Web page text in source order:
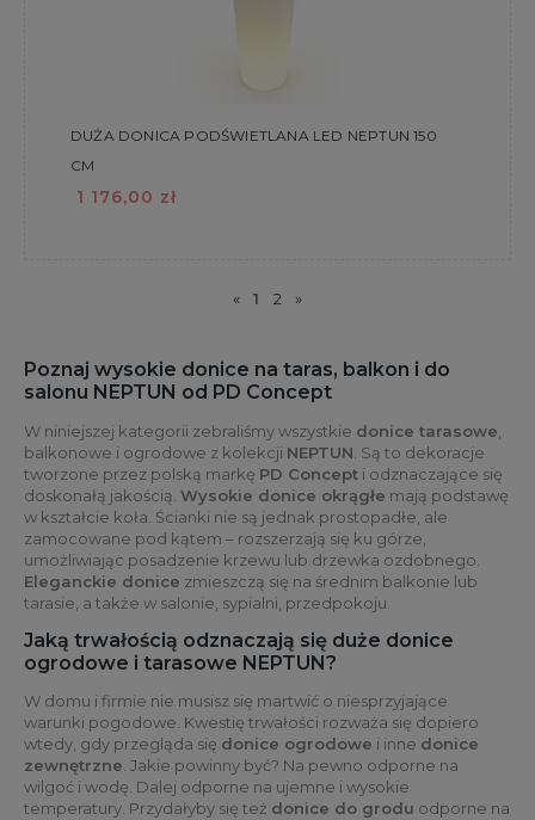
DUŻA DONICA PODŚWIETLANA LED NEPTUN 150
CM
1 176,00 zł
« 1 2 »
Poznaj wysokie donice na taras, balkon i do
salonu NEPTUN od PD Concept
W niniejszej kategorii zebraliśmy wszystkie donice tarasowe
balkonowe i ogrodowe z kolekcji NEPTUN . Są to dekoracje
tworzone przez polską markę PD Concept i odznaczające się
doskonałą jakością. Wysokie donice okrągłe mają podstawę
w kształcie koła. Ścianki nie są jednak prostopadłe, ale
zamocowane pod kątem – rozszerzają się ku górze,
umożliwiając posadzenie krzewu lub drzewka ozdobnego.
Eleganckie donice zmieszczą się na średnim balkonie lub
tarasie, a także w salonie, sypialni, przedpokoju.
Jaką trwałością odznaczają się duże donice
ogrodowe i tarasowe NEPTUN?
W domu i firmie nie musisz się martwić o niesprzyjające
warunki pogodowe. Kwestię trwałości rozważa się dopiero
wtedy, gdy przegląda się donice ogrodowe i inne donice
zewnętrzne. Jakie powinny być? Na pewno odporne na
wilgoć i wodę. Dalej odporne na ujemne i wysokie
temperatury. Przydałyby się też donice do grodu odporne na